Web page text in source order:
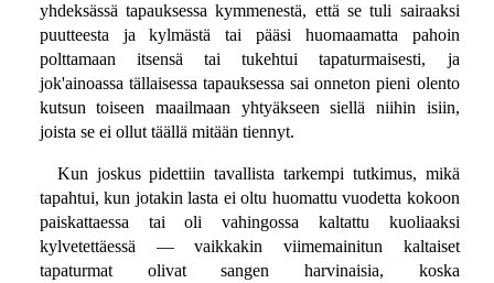
yhdeksässä tapauksessa kymmenestä, että se tuli sairaaksi
puutteesta ja kylmästä tai pääsi huomaamatta pahoin
polttamaan itsensä tai tukehtui tapaturmaisesti, ja
jok'ainoassa tällaisessa tapauksessa sai onneton pieni olento
kutsun toiseen maailmaan yhtyäkseen siellä niihin isiin,
joista se ei ollut täällä mitään tiennyt.
Kun joskus pidettiin tavallista tarkempi tutkimus, mikä
tapahtui, kun jotakin lasta ei oltu huomattu vuodetta kokoon
paiskattaessa tai oli vahingossa kaltattu kuoliaaksi
kylvetettäessä — vaikkakin viimemainitun kaltaiset
tapaturmat olivat sangen harvinaisia, koska